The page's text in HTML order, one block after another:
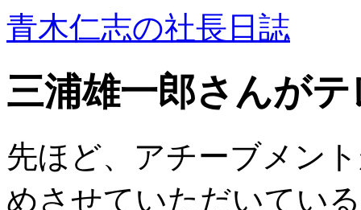
青木仁志の社長日誌
三浦雄一郎さんが
先ほど、アチーブメン
めさせていただいている